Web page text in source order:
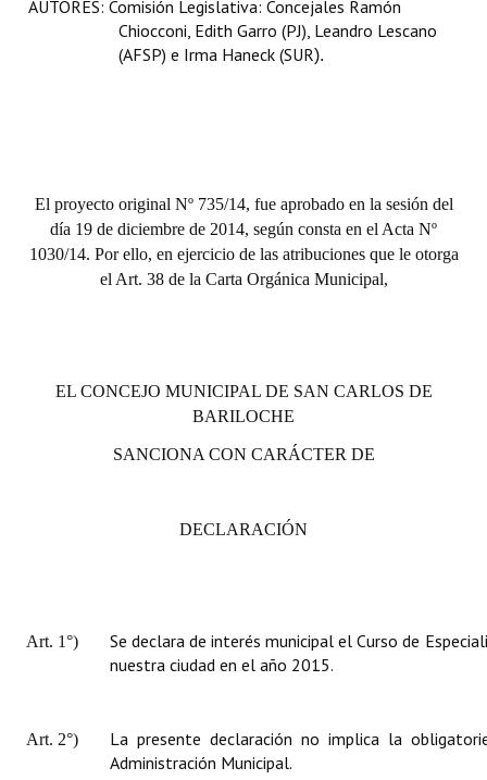
AUTORES: Comisión Legislativa: Concejales Ramón
Chiocconi, Edith Garro (PJ), Leandro Lescano
(AFSP) e Irma Haneck (SUR).
El proyecto original Nº 735/14, fue aprobado en la sesión del
día 19 de diciembre de 2014, según consta en el Acta Nº
1030/14. Por ello, en ejercicio de las atribuciones que le otorga
el Art. 38 de la Carta Orgánica Municipal,
EL CONCEJO MUNICIPAL DE SAN CARLOS DE
BARILOCHE
SANCIONA CON CARÁCTER DE
DECLARACIÓN
Art. 1°)
Se declara de interés municipal el Curso de
nuestra ciudad en el año 2015.
Art. 2°)
La presente declaración no implica la
Administración Municipal.